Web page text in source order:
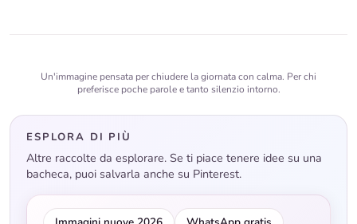
Un'immagine pensata per chiudere la giornata con calma. Per chi
preferisce poche parole e tanto silenzio intorno.
ESPLORA DI PIÙ
Altre raccolte da esplorare. Se ti piace tenere idee su una
bacheca, puoi salvarla anche su Pinterest.